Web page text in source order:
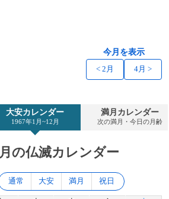
今月を表示
< 2月 4月 >
大安カレンダー
1967年1月~12月
満月カレンダー
次の満月・今日の月齢
の仏滅カレンダー
通常 大安 満月 祝日